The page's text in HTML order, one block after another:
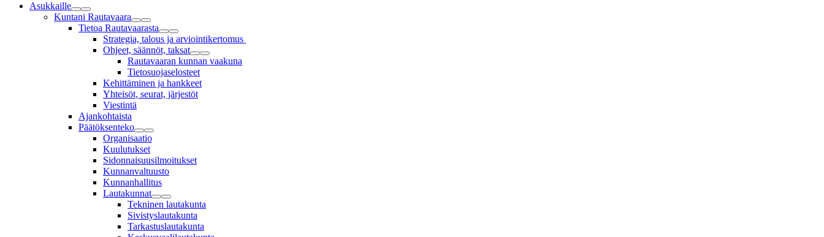
Asukkaille
Kuntani Rautavaara
Tietoa Rautavaarasta
Strategia, talous ja arviointikertomus
Ohjeet, säännöt, taksat
Rautavaaran kunnan vaakuna
Tietosuojaselosteet
Kehittäminen ja hankkeet
Yhteisöt, seurat, järjestöt
Viestintä
Ajankohtaista
Päätöksenteko
Organisaatio
Kuulutukset
Sidonnaisuusilmoitukset
Kunnanvaltuusto
Kunnanhallitus
Lautakunnat
Tekninen lautakunta
Sivistyslautakunta
Tarkastuslautakunta